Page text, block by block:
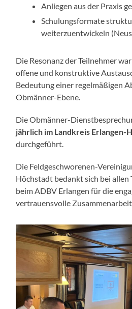
Anliegen aus der Praxis
Schulungsformate
weiterzuentwickeln
Die Resonanz der Teilnehmer
offene und konstruktive
Bedeutung einer regelmäßigen
Obmänner-Ebene.
Die Obmänner-
jährlich im Landkreis Erlangen-
durchgeführt.
Die Feldgeschworenen-
Höchstadt bedankt sich bei allen
beim ADBV Erlangen für die
vertrauensvolle Zusammenarbeit.